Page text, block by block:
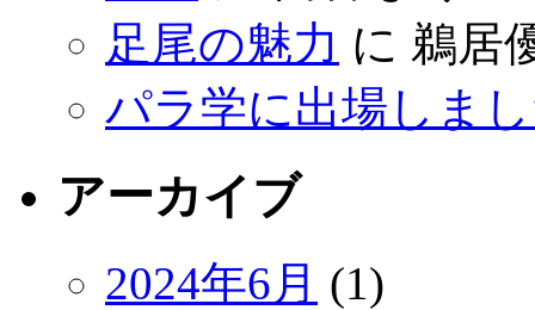
足尾の魅力 に 鵜居
パラ学に出場しま
アーカイブ
2024年6月 (1)